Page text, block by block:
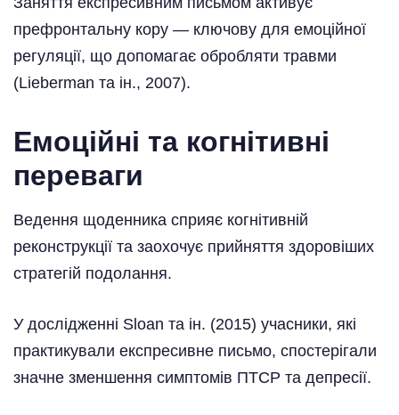
префронтальну кору — ключову для емоційної
регуляції, що допомагає обробляти травми
(Lieberman та ін., 2007).
Емоційні та когнітивні
переваги
Ведення щоденника сприяє когнітивній
реконструкції та заохочує прийняття здоровіших
стратегій подолання.
У дослідженні Sloan та ін. (2015) учасники, які
практикували експресивне письмо, спостерігали
значне зменшення симптомів ПТСР та депресії.